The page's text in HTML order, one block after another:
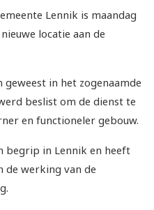
Lennik is maandag
locatie aan de
geweest in het zogenaamde
beslist om de dienst te
en functioneler gebouw.
begrip in Lennik en heeft
de werking van de